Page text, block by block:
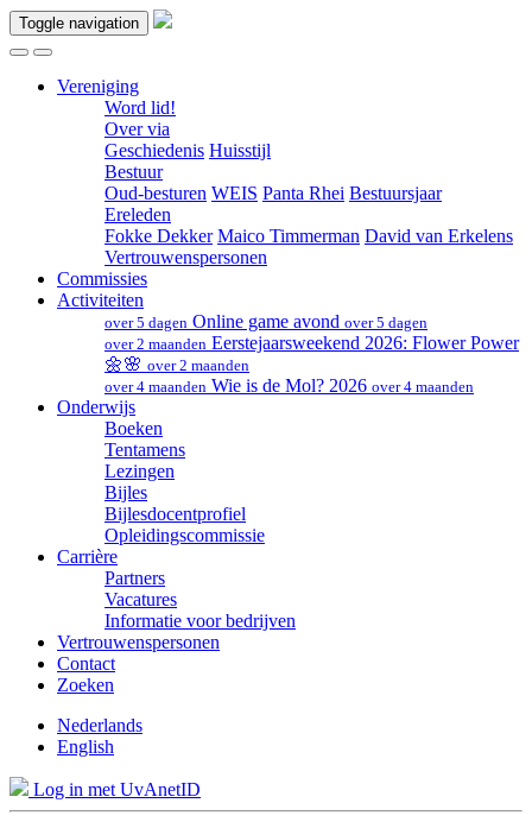
Toggle navigation
Vereniging
Word lid!
Over via
Geschiedenis Huisstijl
Bestuur
Oud-besturen WEIS Panta Rhei Bestuursjaar
Ereleden
Fokke Dekker Maico Timmerman David van Erkelens
Vertrouwenspersonen
Commissies
Activiteiten
over 5 dagen Online game avond over 5 dagen
over 2 maanden Eerstejaarsweekend 2026: Flower Power
🌼🌸 over 2 maanden
over 4 maanden Wie is de Mol? 2026 over 4 maanden
Onderwijs
Boeken
Tentamens
Lezingen
Bijles
Bijlesdocentprofiel
Opleidingscommissie
Carrière
Partners
Vacatures
Informatie voor bedrijven
Vertrouwenspersonen
Contact
Zoeken
Nederlands
English
Log in met UvAnetID